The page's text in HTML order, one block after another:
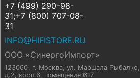
+7 (499) 290-98-
31;+7 (800) 707-08-
31
INFO@HIFISTORE.RU
ООО «СинергоИмпорт»
123060, г. Москва, ул. Маршала Рыбалко,
д.2, корп.6, помещение 617